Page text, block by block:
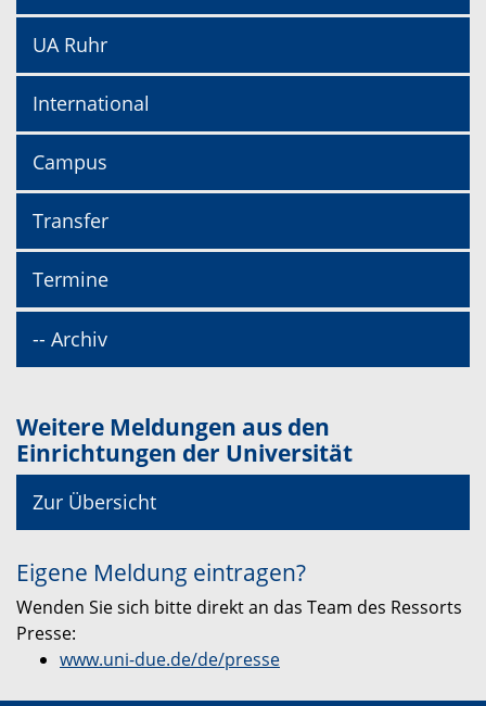
UA Ruhr
International
Campus
Transfer
Termine
-- Archiv
Weitere Meldungen aus den
Einrichtungen der Universität
Zur Übersicht
Eigene Meldung eintragen?
Wenden Sie sich bitte direkt an das Team des Ressorts
Presse:
www.uni-due.de/de/presse